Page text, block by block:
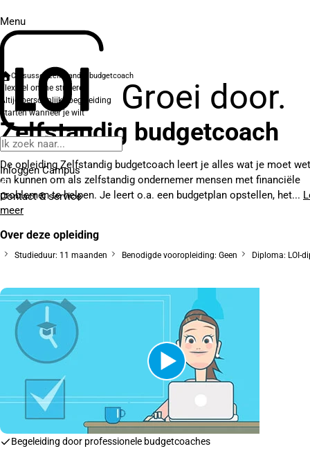
Menu
Groei door.
Inloggen Campus
Contact& service
Cursussen Zelfstandig budgetcoach
Flexibel online studeren
Altijd persoonlijke begeleiding
Starten wanneer je wilt
Zelfstandig budgetcoach
De opleiding Zelfstandig budgetcoach leert je alles wat je moet
en kunnen om als zelfstandig ondernemer mensen met financiële
problemen te helpen. Je leert o.a. een budgetplan opstellen, het...
meer
Over deze opleiding
Studieduur: 11 maanden Benodigde vooropleiding: Geen Diploma: LOI-
Begeleiding door professionele budgetcoaches